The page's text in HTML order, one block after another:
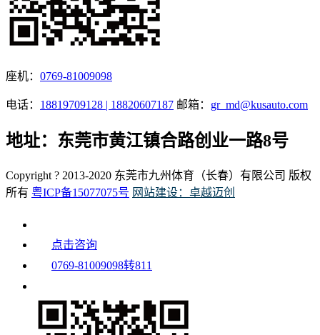
座机： 0769-81009098
电话： 18819709128 | 18820607187 邮箱： gr_md@kusauto.com
地址：东莞市黄江镇合路创业一路8号
Copyright ? 2013-2020 东莞市九州体育（长春）有限公司 版权
所有 粤ICP备15077075号 网站建设：卓越迈创
点击咨询
0769-81009098转811